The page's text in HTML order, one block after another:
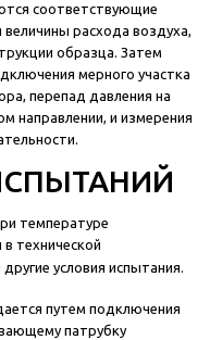
соответствующие
расхода воздуха,
образца. Затем
мерного участка
перепад давления на
направлении, и измерения
температуре
в технической
условия испытания.
путем подключения
патрубку